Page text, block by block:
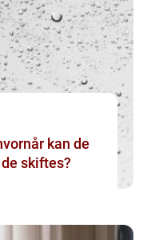
kan de
skiftes?